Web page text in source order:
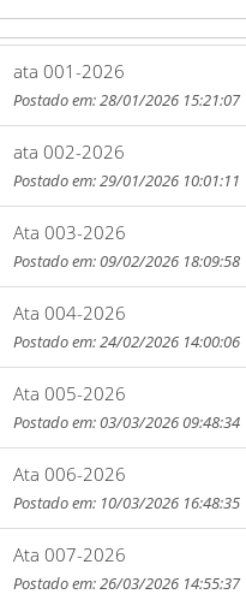
ata 001-2026
Postado em: 28/01/2026 15:21:07
ata 002-2026
Postado em: 29/01/2026 10:01:11
Ata 003-2026
Postado em: 09/02/2026 18:09:58
Ata 004-2026
Postado em: 24/02/2026 14:00:06
Ata 005-2026
Postado em: 03/03/2026 09:48:34
Ata 006-2026
Postado em: 10/03/2026 16:48:35
Ata 007-2026
Postado em: 26/03/2026 14:55:37